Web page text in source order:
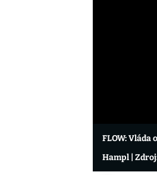
FLOW:
Hampl |